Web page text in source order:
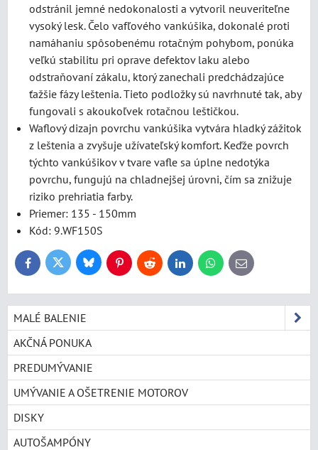
odstránil jemné nedokonalosti a vytvoril neuveriteľne
vysoký lesk. Čelo vafľového vankúšika, dokonalé proti
namáhaniu spôsobenému rotačným pohybom, ponúka
veľkú stabilitu pri oprave defektov laku alebo
odstraňovaní zákalu, ktorý zanechali predchádzajúce
ťažšie fázy leštenia. Tieto podložky sú navrhnuté tak, aby
fungovali s akoukoľvek rotačnou leštičkou.
Waflový dizajn povrchu vankúšika vytvára hladký zážitok
z leštenia a zvyšuje užívateľský komfort. Keďže povrch
týchto vankúšikov v tvare vafle sa úplne nedotýka
povrchu, fungujú na chladnejšej úrovni, čím sa znižuje
riziko prehriatia farby.
Priemer: 135 - 150mm
Kód: 9.WF150S
FacebookTwitter BlueskyPinterestReddit LinkedInWhatsApp
E-
mail
MALÉ BALENIE
AKČNÁ PONUKA
PREDUMÝVANIE
UMÝVANIE A OŠETRENIE MOTOROV
DISKY
AUTOŠAMPÓNY